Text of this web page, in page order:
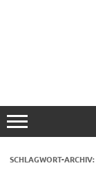
SCHLAGWORT-ARCHIV: